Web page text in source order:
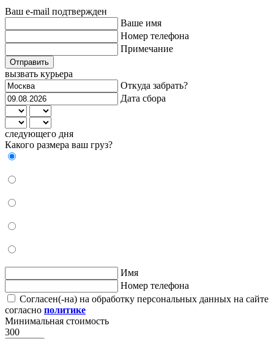
Ваш e-mail подтвержден
Ваше имя
Номер телефона
Примечание
Отправить
вызвать курьера
Откуда забрать?
Дата сбора
следующего дня
Какого размера ваш груз?
Имя
Номер телефона
Согласен(-на) на обработку персональных данных на сайте
согласно политике
Минимальная стоимость
300